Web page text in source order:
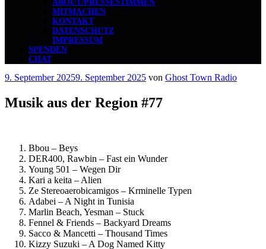
ABOUT/PRESSESTIMMEN
MITMACHEN
KONTAKT
DATENSCHUTZ
IMPRESSUM
SPENDEN
CHAT
Veröffentlicht
9. September 20259. September 2025 von Ghost Town Radio
Musik aus der Region #77
Bbou – Beys
DER400, Rawbin – Fast ein Wunder
Young 501 – Wegen Dir
Kari a keita – Alien
Ze Stereoaerobicamigos – Krminelle Typen
Adabei – A Night in Tunisia
Marlin Beach, Yesman – Stuck
Fennel & Friends – Backyard Dreams
Sacco & Mancetti – Thousand Times
Kizzy Suzuki – A Dog Named Kitty